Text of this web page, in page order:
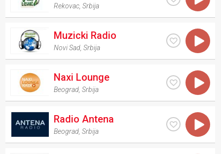
Rekovac ,Srbija
Muzicki Radio
Novi Sad ,Srbija
Naxi Lounge
Beograd ,Srbija
Radio Antena
Beograd ,Srbija